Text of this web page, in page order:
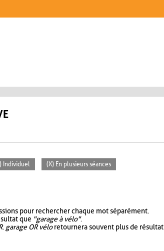
Individuel (X) En plusieurs séances
pour rechercher chaque mot séparément.
que "garage à vélo".
. garage OR véloretournera souvent plus de résultat